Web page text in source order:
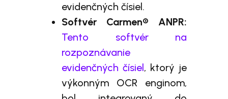
evidenčných čísiel.
Softvér Carmen® ANPR:
Tento softvér na
rozpoznávanie
evidenčných čísiel, ktorý je
výkonným OCR enginom,